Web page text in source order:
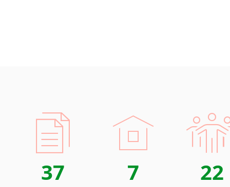
Chorvatština
Indonéština
Irština
Islandština
Japonština
Jidiš
37 7 22